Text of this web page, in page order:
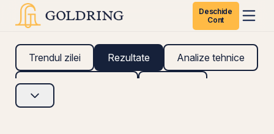
Deschide
Cont
Trendul zilei Rezultate Analize tehnice
Analize fundamentale